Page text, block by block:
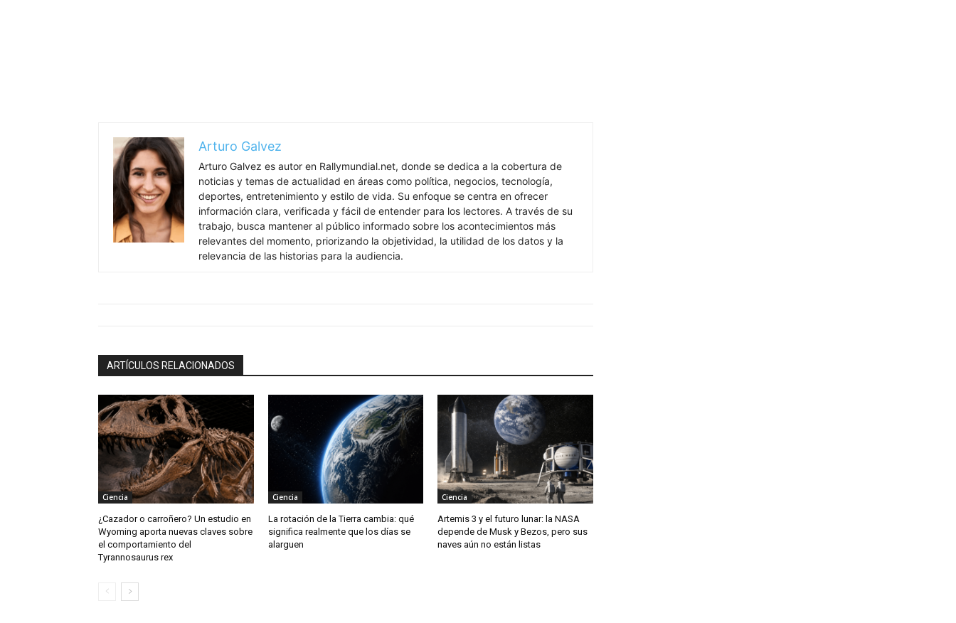
Arturo Galvez
Arturo Galvez es autor en Rallymundial.net, donde se dedica a la cobertura de
noticias y temas de actualidad en áreas como política, negocios, tecnología,
deportes, entretenimiento y estilo de vida. Su enfoque se centra en ofrecer
información clara, verificada y fácil de entender para los lectores. A través de su
trabajo, busca mantener al público informado sobre los acontecimientos más
relevantes del momento, priorizando la objetividad, la utilidad de los datos y la
relevancia de las historias para la audiencia.
ARTÍCULOS RELACIONADOS
Ciencia
¿Cazador o carroñero? Un estudio en
Wyoming aporta nuevas claves sobre
el comportamiento del
Tyrannosaurus rex
Ciencia
La rotación de la Tierra cambia: qué
significa realmente que los días se
alarguen
Ciencia
Artemis 3 y el futuro lunar: la NASA
depende de Musk y Bezos, pero sus
naves aún no están listas